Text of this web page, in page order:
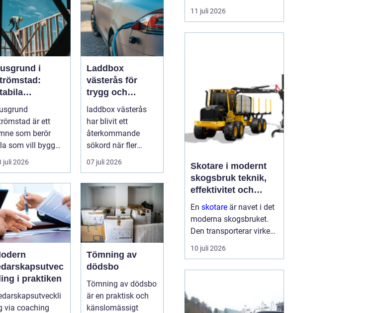
i
för
vid
är ett
som berör
som vill bygga
och lå...
juli 2026
Laddbox
västerås för
trygg och
effektiv
hemmaladdning
laddbox västerås
har blivit ett
återkommande
sökord när fler
elbilsägare vill
ladda hemma på ett
säk...
07 juli 2026
i praktiken
via coaching
Tömning av
dödsbo
Tömning av dödsbo
är en praktisk och
känslomässigt
få andra
inredningsdetaljer gör.
energikostnader. I en tid
där många söker...
11 juli 2026
Skotare i modernt
skogsbruk teknik,
effektivitet och
hållbarhet
En skotare är navet i det
moderna skogsbruket.
Den transporterar virke
från avverkningsplatsen
till bilväg eller
förhållanden. Rä...
10 juli 2026